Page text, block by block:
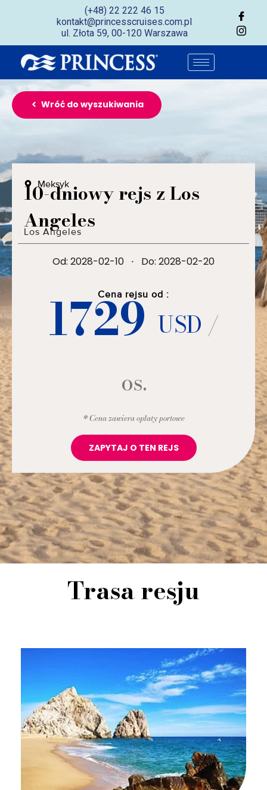
(+48) 22 222 46 15
kontakt@princesscruises.com.pl
ul. Złota 59, 00-120 Warszawa
Wróć do wyszukiwania
Meksyk
10-dniowy rejs z Los
Angeles
Los Angeles
Od: 2028-02-10 · Do: 2028-02-20
Cena rejsu od :
1729USD /
os.
* Cena zawiera opłaty portowe
ZAPYTAJ O TEN REJS
Trasa resju